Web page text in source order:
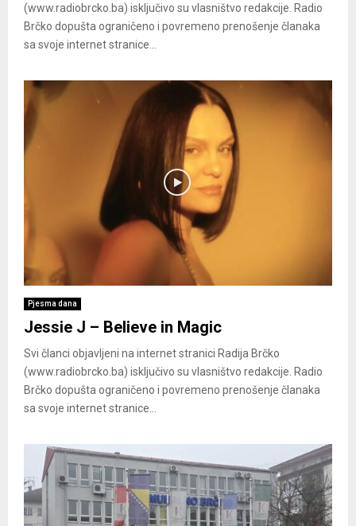
(www.radiobrcko.ba) isključivo su vlasništvo redakcije. Radio
Brčko dopušta ograničeno i povremeno prenošenje članaka
sa svoje internet stranice...
Pjesma dana
Jessie J – Believe in Magic
Svi članci objavljeni na internet stranici Radija Brčko
(www.radiobrcko.ba) isključivo su vlasništvo redakcije. Radio
Brčko dopušta ograničeno i povremeno prenošenje članaka
sa svoje internet stranice...